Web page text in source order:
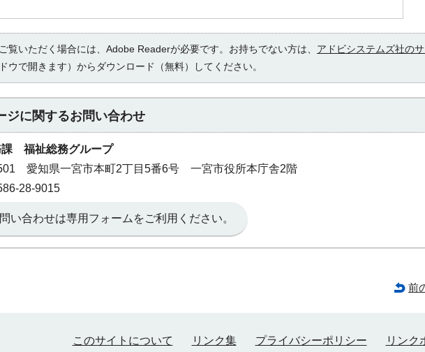
覧いただく場合には、Adobe Readerが必要です。お持ちでない方は、 アドビシステムズ社のサ
ウで開きます）からダウンロード（無料）してください。
ジに関するお問い合わせ
課 福祉総務グループ
愛知県一宮市本町2丁目5番6号 一宮市役所本庁舎2階
28-9015
い合わせは専用フォームをご利用ください。
前
このサイトについて リンク集 プライバシーポリシー リンク